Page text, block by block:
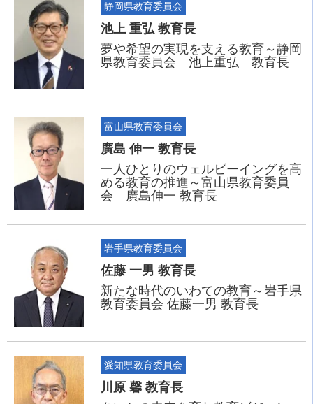
静岡県教育委員会
池上 重弘 教育長
夢や希望の実現を支える教育～静岡
県教育委員会 池上重弘 教育長
富山県教育委員会
廣島 伸一 教育長
一人ひとりのウェルビーイングを高
める教育の推進～富山県教育委員
会 廣島伸一 教育長
岩手県教育委員会
佐藤 一男 教育長
新たな時代のいわての教育～岩手県
教育委員会 佐藤一男 教育長
愛知県教育委員会
川原 馨 教育長